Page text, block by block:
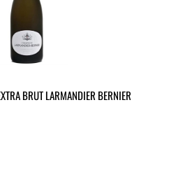
BRUT LARMANDIER BERNIER